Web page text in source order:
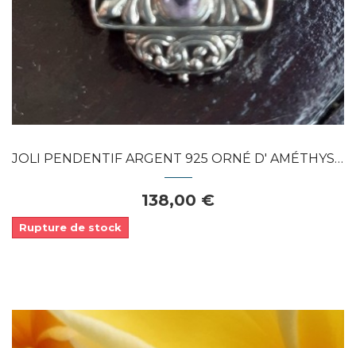
JOLI PENDENTIF ARGENT 925 ORNÉ D' AMÉTHYSTES
138,00 €
Rupture de stock